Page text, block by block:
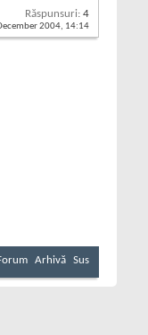
Răspunsuri: 4
2004, 14:14
Arhivă Sus